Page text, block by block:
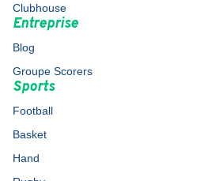
Clubhouse
Entreprise
Blog
Groupe Scorers
Sports
Football
Basket
Hand